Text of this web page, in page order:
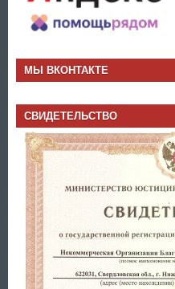
МЫ ВКОНТАКТЕ
СВИДЕТЕЛЬСТВО